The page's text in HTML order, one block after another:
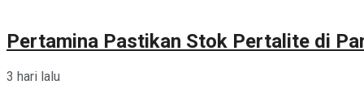
Pertamina Pastikan Stok Pertalite di
3 hari lalu